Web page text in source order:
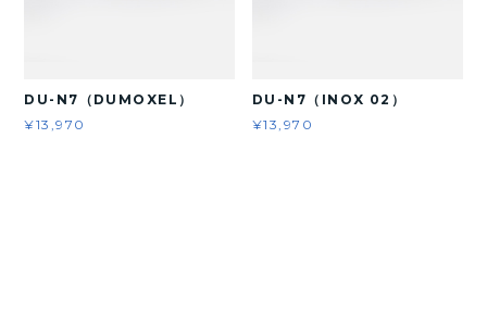
DU-N7（DUMOXEL）
¥13,970
DU-N7（INOX 02）
¥13,970